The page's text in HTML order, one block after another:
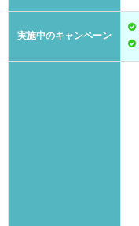
実施中のキャンペーン